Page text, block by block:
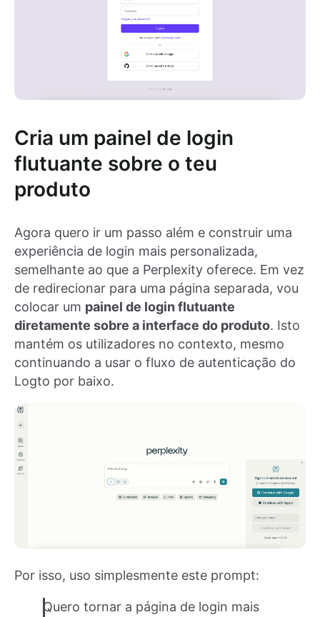
Cria um painel de login
flutuante sobre o teu
produto
Agora quero ir um passo além e construir uma
experiência de login mais personalizada,
semelhante ao que a Perplexity oferece. Em vez
de redirecionar para uma página separada, vou
colocar um painel de login flutuante
diretamente sobre a interface do produto. Isto
mantém os utilizadores no contexto, mesmo
continuando a usar o fluxo de autenticação do
Logto por baixo.
Por isso, uso simplesmente este prompt:
Quero tornar a página de login mais